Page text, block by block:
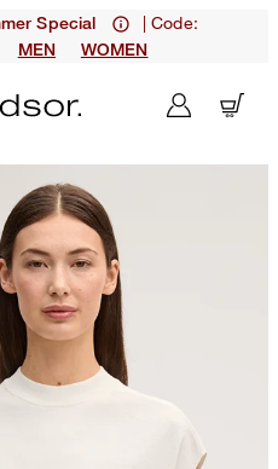
Special | Code:
MEN WOMEN